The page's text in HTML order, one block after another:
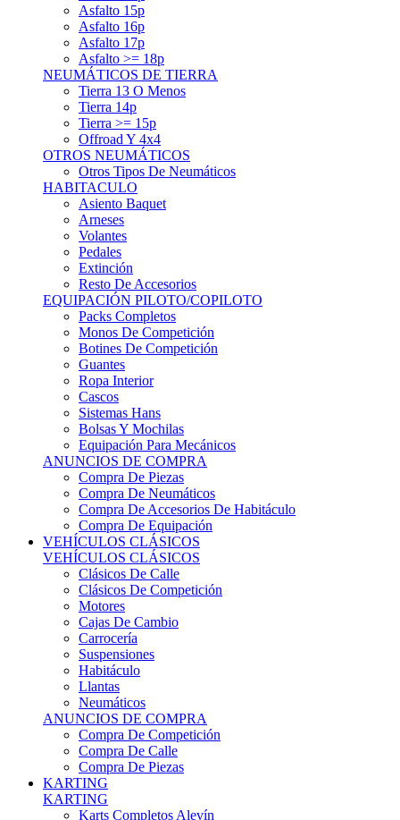
Asfalto 15p
Asfalto 16p
Asfalto 17p
Asfalto >= 18p
NEUMÁTICOS DE TIERRA
Tierra 13 O Menos
Tierra 14p
Tierra >= 15p
Offroad Y 4x4
OTROS NEUMÁTICOS
Otros Tipos De Neumáticos
HABITACULO
Asiento Baquet
Arneses
Volantes
Pedales
Extinción
Resto De Accesorios
EQUIPACIÓN PILOTO/COPILOTO
Packs Completos
Monos De Competición
Botines De Competición
Guantes
Ropa Interior
Cascos
Sistemas Hans
Bolsas Y Mochilas
Equipación Para Mecánicos
ANUNCIOS DE COMPRA
Compra De Piezas
Compra De Neumáticos
Compra De Accesorios De Habitáculo
Compra De Equipación
VEHÍCULOS CLÁSICOS
VEHÍCULOS CLÁSICOS
Clásicos De Calle
Clásicos De Competición
Motores
Cajas De Cambio
Carrocería
Suspensiones
Habitáculo
Llantas
Neumáticos
ANUNCIOS DE COMPRA
Compra De Competición
Compra De Calle
Compra De Piezas
KARTING
KARTING
Karts Completos Alevín